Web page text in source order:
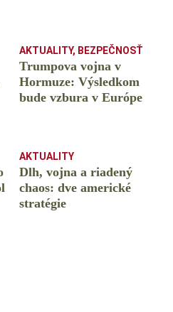
AKTUALITY, BEZPEČNOSŤ
Trumpova vojna v
Hormuze: Výsledkom
bude vzbura v Európe
AKTUALITY
Dlh, vojna a riadený
chaos: dve americké
stratégie